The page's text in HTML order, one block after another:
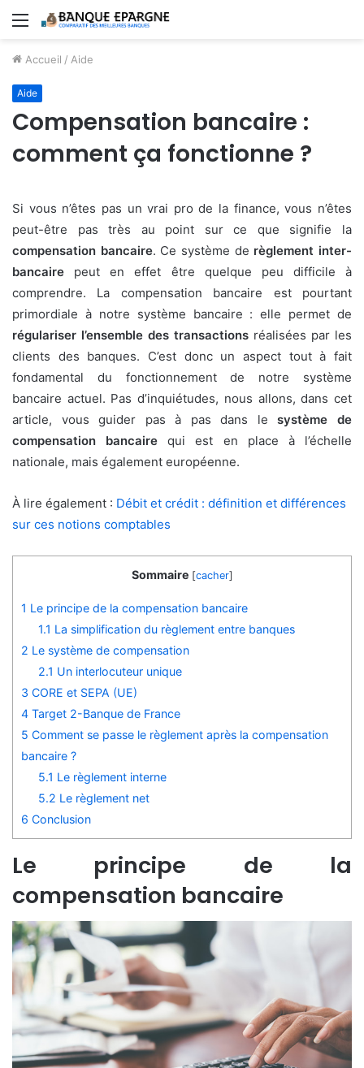
Menu
Accueil / Aide
Aide
Compensation bancaire :
comment ça fonctionne ?
Si vous n’êtes pas un vrai pro de la finance, vous n’êtes
peut-être pas très au point sur ce que signifie la
compensation bancaire. Ce système de règlement inter-
bancaire peut en effet être quelque peu difficile à
comprendre. La compensation bancaire est pourtant
primordiale à notre système bancaire : elle permet de
régulariser l’ensemble des transactions réalisées par les
clients des banques. C’est donc un aspect tout à fait
fondamental du fonctionnement de notre système
bancaire actuel. Pas d’inquiétudes, nous allons, dans cet
article, vous guider pas à pas dans lesystème de
compensation bancaire qui est en place à l’échelle
nationale, mais également européenne.
À lire également : Débit et crédit : définition et différences
sur ces notions comptables
Sommaire [cacher]
1 Le principe de la compensation bancaire
1.1 La simplification du règlement entre banques
2 Le système de compensation
2.1 Un interlocuteur unique
3 CORE et SEPA (UE)
4 Target 2-Banque de France
5 Comment se passe le règlement après la compensation
bancaire ?
5.1 Le règlement interne
5.2 Le règlement net
6 Conclusion
Le principe de la
compensation bancaire